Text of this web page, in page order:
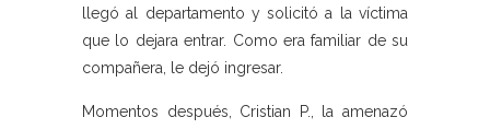
llegó al departamento y solicitó a la víctima
que lo dejara entrar. Como era familiar de su
compañera, le dejó ingresar.
Momentos después, Cristian P., la amenazó